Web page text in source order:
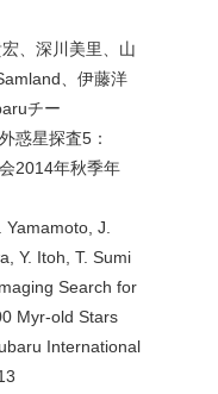
、深川美里、山
、伊藤洋
チー
惑星探査5：
2014年秋季年
J.
Y. Itoh, T. Sumi
Search for
Myr-old Stars
International